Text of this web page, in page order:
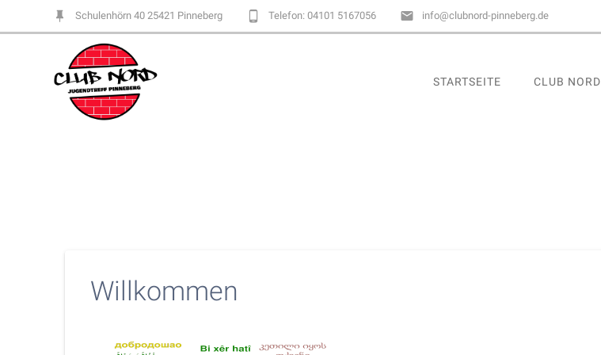
Schulenhörn 40 25421 Pinneberg Telefon: 04101 5167056 info@clubnord-pinneberg.de
STARTSEITE CLUB NORD
Willkommen